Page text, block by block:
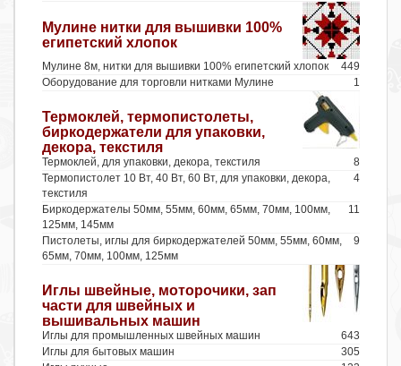
Мулине нитки для вышивки 100%
египетский хлопок
449
Мулине 8м, нитки для вышивки 100% египетский хлопок
1
Оборудование для торговли нитками Мулине
Термоклей, термопистолеты,
биркодержатели для упаковки,
декора, текстиля
8
Термоклей, для упаковки, декора, текстиля
4
Термопистолет 10 Вт, 40 Вт, 60 Вт, для упаковки, декора,
текстиля
11
Биркодержателы 50мм, 55мм, 60мм, 65мм, 70мм, 100мм,
125мм, 145мм
9
Пистолеты, иглы для биркодержателей 50мм, 55мм, 60мм,
65мм, 70мм, 100мм, 125мм
Иглы швейные, моторочики, зап
части для швейных и
вышивальных машин
643
Иглы для промышленных швейных машин
305
Иглы для бытовых машин